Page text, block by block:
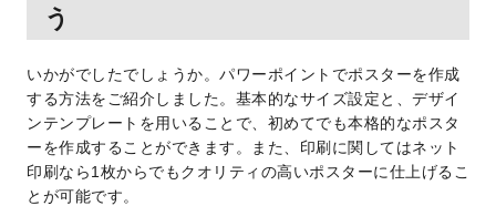
う
いかがでしたでしょうか。パワーポイントでポスターを作成
する方法をご紹介しました。基本的なサイズ設定と、デザイ
ンテンプレートを用いることで、初めてでも本格的なポスタ
ーを作成することができます。また、印刷に関してはネット
印刷なら1枚からでもクオリティの高いポスターに仕上げるこ
とが可能です。